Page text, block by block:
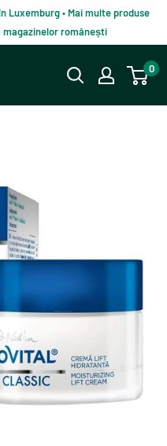
Luxemburg • Mai multe produse
românești
0